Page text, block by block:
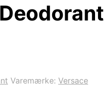
Varemærke: Versace